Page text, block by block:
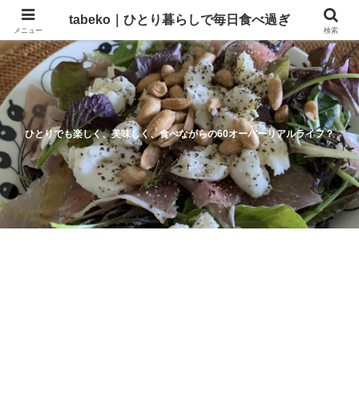
ひとりでも楽しく、美味しく、食べながらの60オーバーリアルライフ？
メニュー
tabeko｜ひとり暮らしで毎日食べ過ぎ
検索